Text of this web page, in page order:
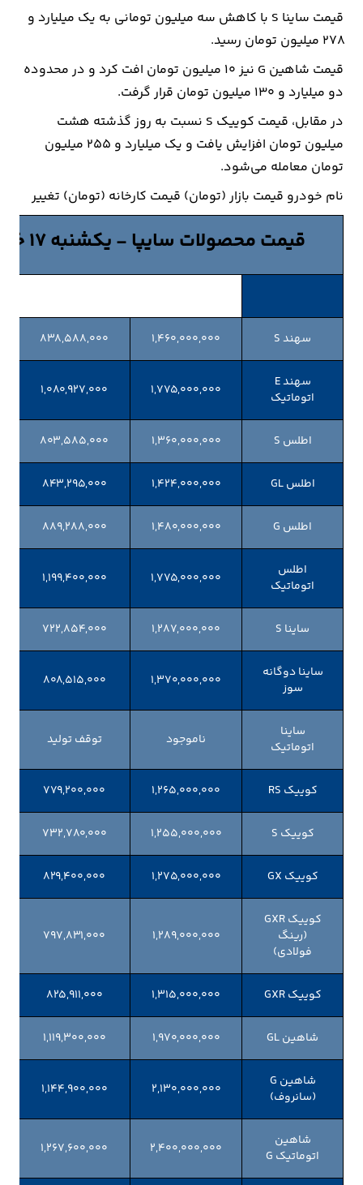
قیمت ساینا S با کاهش سه میلیون تومانی به یک میلیارد و
۲۷۸ میلیون تومان رسید.
قیمت شاهین G نیز ۱۰ میلیون تومان افت کرد و در محدوده
دو میلیارد و ۱۳۰ میلیون تومان قرار گرفت.
در مقابل، قیمت کوییک S نسبت به روز گذشته هشت
میلیون تومان افزایش یافت و یک میلیارد و ۲۵۵ میلیون
تومان معامله می‌شود.
نام خودرو قیمت بازار (تومان) قیمت کارخانه (تومان) تغییر
قیمت محصولات سایپا - یکشنبه ۱۷ خردادماه ۱۴۰۵
سهند S ۱,۴۶۰,۰۰۰,۰۰۰ ۸۳۸,۵۸۸,۰۰۰
سهند E
اتوماتیک
۱,۷۷۵,۰۰۰,۰۰۰ ۱,۰۸۰,۹۲۷,۰۰۰
اطلس S ۱,۳۶۰,۰۰۰,۰۰۰ ۸۰۳,۵۸۵,۰۰۰
اطلس GL ۱,۴۲۴,۰۰۰,۰۰۰ ۸۴۳,۲۹۵,۰۰۰
اطلس G ۱,۴۸۰,۰۰۰,۰۰۰ ۸۸۹,۲۸۸,۰۰۰
اطلس
اتوماتیک
۱,۷۷۵,۰۰۰,۰۰۰ ۱,۱۹۹,۴۰۰,۰۰۰
ساینا S ۱,۲۸۷,۰۰۰,۰۰۰ ۷۲۲,۸۵۴,۰۰۰
ساینا دوگانه
سوز
۱,۳۷۰,۰۰۰,۰۰۰ ۸۰۸,۵۱۵,۰۰۰
ساینا
اتوماتیک
ناموجود توقف تولید
کوییک RS ۱,۲۶۵,۰۰۰,۰۰۰ ۷۷۹,۲۰۰,۰۰۰
کوییک S ۱,۲۵۵,۰۰۰,۰۰۰ ۷۳۲,۷۸۰,۰۰۰
کوییک GX ۱,۲۷۵,۰۰۰,۰۰۰ ۸۲۹,۴۰۰,۰۰۰
کوییک GXR
(رینگ
فولادی)
۱,۲۸۹,۰۰۰,۰۰۰ ۷۹۷,۸۳۱,۰۰۰
کوییک GXR ۱,۳۱۵,۰۰۰,۰۰۰ ۸۲۵,۹۱۱,۰۰۰
شاهین GL ۱,۹۷۰,۰۰۰,۰۰۰ ۱,۱۱۹,۳۰۰,۰۰۰
شاهین G
(سانروف)
۲,۱۳۰,۰۰۰,۰۰۰ ۱,۱۴۴,۹۰۰,۰۰۰
شاهین
اتوماتیک G
۲,۴۰۰,۰۰۰,۰۰۰ ۱,۲۶۷,۶۰۰,۰۰۰